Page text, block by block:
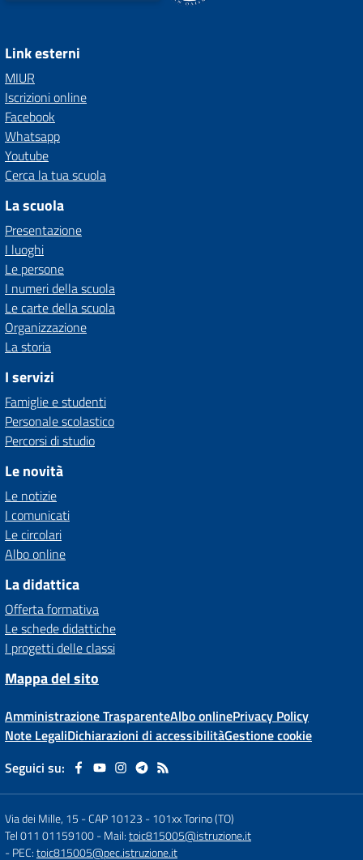
Link esterni
MIUR
Iscrizioni online
Facebook
Whatsapp
Youtube
Cerca la tua scuola
La scuola
Presentazione
I luoghi
Le persone
I numeri della scuola
Le carte della scuola
Organizzazione
La storia
I servizi
Famiglie e studenti
Personale scolastico
Percorsi di studio
Le novità
Le notizie
I comunicati
Le circolari
Albo online
La didattica
Offerta formativa
Le schede didattiche
I progetti delle classi
Mappa del sito
Amministrazione TrasparenteAlbo onlinePrivacy Policy
Note LegaliDichiarazioni di accessibilitàGestione cookie
Seguici su:
Via dei Mille, 15 - CAP 10123 -101xx Torino (TO)
Tel 011 01159100- Mail:toic815005@istruzione.it
- PEC:toic815005@pec.istruzione.it